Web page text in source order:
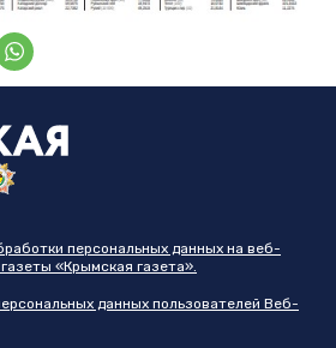
персональных данных на веб-
«Крымская газета».
данных пользователей Веб-